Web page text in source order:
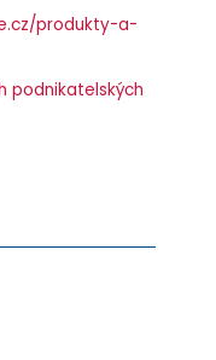
produkty-a-
podnikatelských